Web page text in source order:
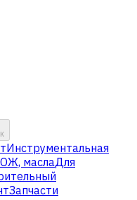
Инструментальная
маслаДля
Запчасти